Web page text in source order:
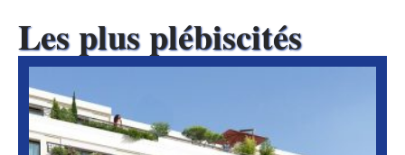
Les plus plébiscités